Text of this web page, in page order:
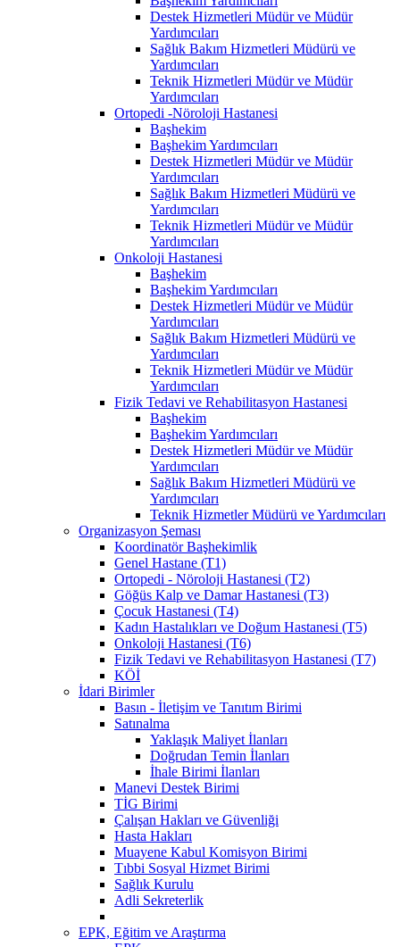
Destek Hizmetleri Müdür ve Müdür
Yardımcıları
Sağlık Bakım Hizmetleri Müdürü ve
Yardımcıları
Teknik Hizmetleri Müdür ve Müdür
Yardımcıları
Ortopedi -Nöroloji Hastanesi
Başhekim
Başhekim Yardımcıları
Destek Hizmetleri Müdür ve Müdür
Yardımcıları
Sağlık Bakım Hizmetleri Müdürü ve
Yardımcıları
Teknik Hizmetleri Müdür ve Müdür
Yardımcıları
Onkoloji Hastanesi
Başhekim
Başhekim Yardımcıları
Destek Hizmetleri Müdür ve Müdür
Yardımcıları
Sağlık Bakım Hizmetleri Müdürü ve
Yardımcıları
Teknik Hizmetleri Müdür ve Müdür
Yardımcıları
Fizik Tedavi ve Rehabilitasyon Hastanesi
Başhekim
Başhekim Yardımcıları
Destek Hizmetleri Müdür ve Müdür
Yardımcıları
Sağlık Bakım Hizmetleri Müdürü ve
Yardımcıları
Teknik Hizmetler Müdürü ve Yardımcıları
Organizasyon Şeması
Koordinatör Başhekimlik
Genel Hastane (T1)
Ortopedi - Nöroloji Hastanesi (T2)
Göğüs Kalp ve Damar Hastanesi (T3)
Çocuk Hastanesi (T4)
Kadın Hastalıkları ve Doğum Hastanesi (T5)
Onkoloji Hastanesi (T6)
Fizik Tedavi ve Rehabilitasyon Hastanesi (T7)
KÖİ
İdari Birimler
Basın - İletişim ve Tanıtım Birimi
Satınalma
Yaklaşık Maliyet İlanları
Doğrudan Temin İlanları
İhale Birimi İlanları
Manevi Destek Birimi
TİG Birimi
Çalışan Hakları ve Güvenliği
Hasta Hakları
Muayene Kabul Komisyon Birimi
Tıbbi Sosyal Hizmet Birimi
Sağlık Kurulu
Adli Sekreterlik
EPK, Eğitim ve Araştırma